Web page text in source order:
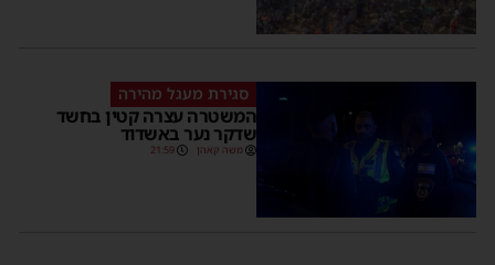
סגירת מעגל מהירה
המשטרה עצרה קטין בחשד
שדקר נער באשדוד
משה קאהן 21:59